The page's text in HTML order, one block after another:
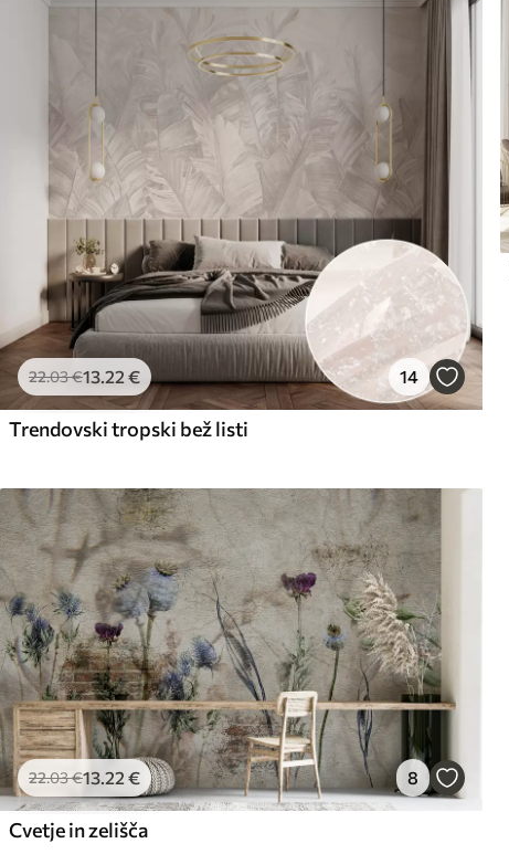
22.03€13.22 € 14
Trendovski tropski bež listi
22.03€13.22 € 8
Cvetje in zelišča